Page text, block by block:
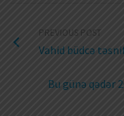
PREVIOUS POST
Vahid büdcə
Bu günə qədər